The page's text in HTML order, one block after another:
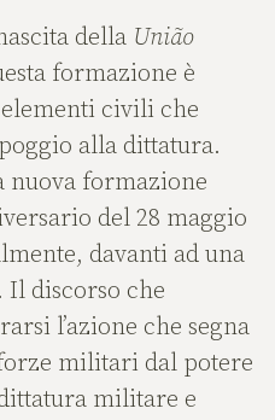
della União
formazione è
civili che
alla dittatura.
nuova formazione
del 28 maggio
davanti ad una
discorso che
l’azione che segna
militari dal potere
militare e